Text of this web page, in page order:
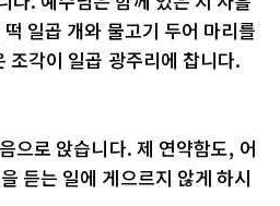
일곱 개와 물고기 두어 마리를
조각이 일곱 광주리에 찹니다.
으로 앉습니다. 제 연약함도, 어
듣는 일에 게으르지 않게 하시